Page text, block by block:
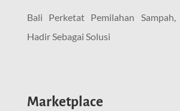
Bali Perketat Pemilahan
Hadir Sebagai Solusi
Marketplace